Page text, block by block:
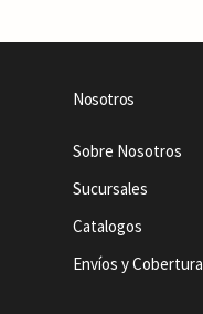
Nosotros
Sobre Nosotros
Sucursales
Catalogos
Envíos y Cobertura